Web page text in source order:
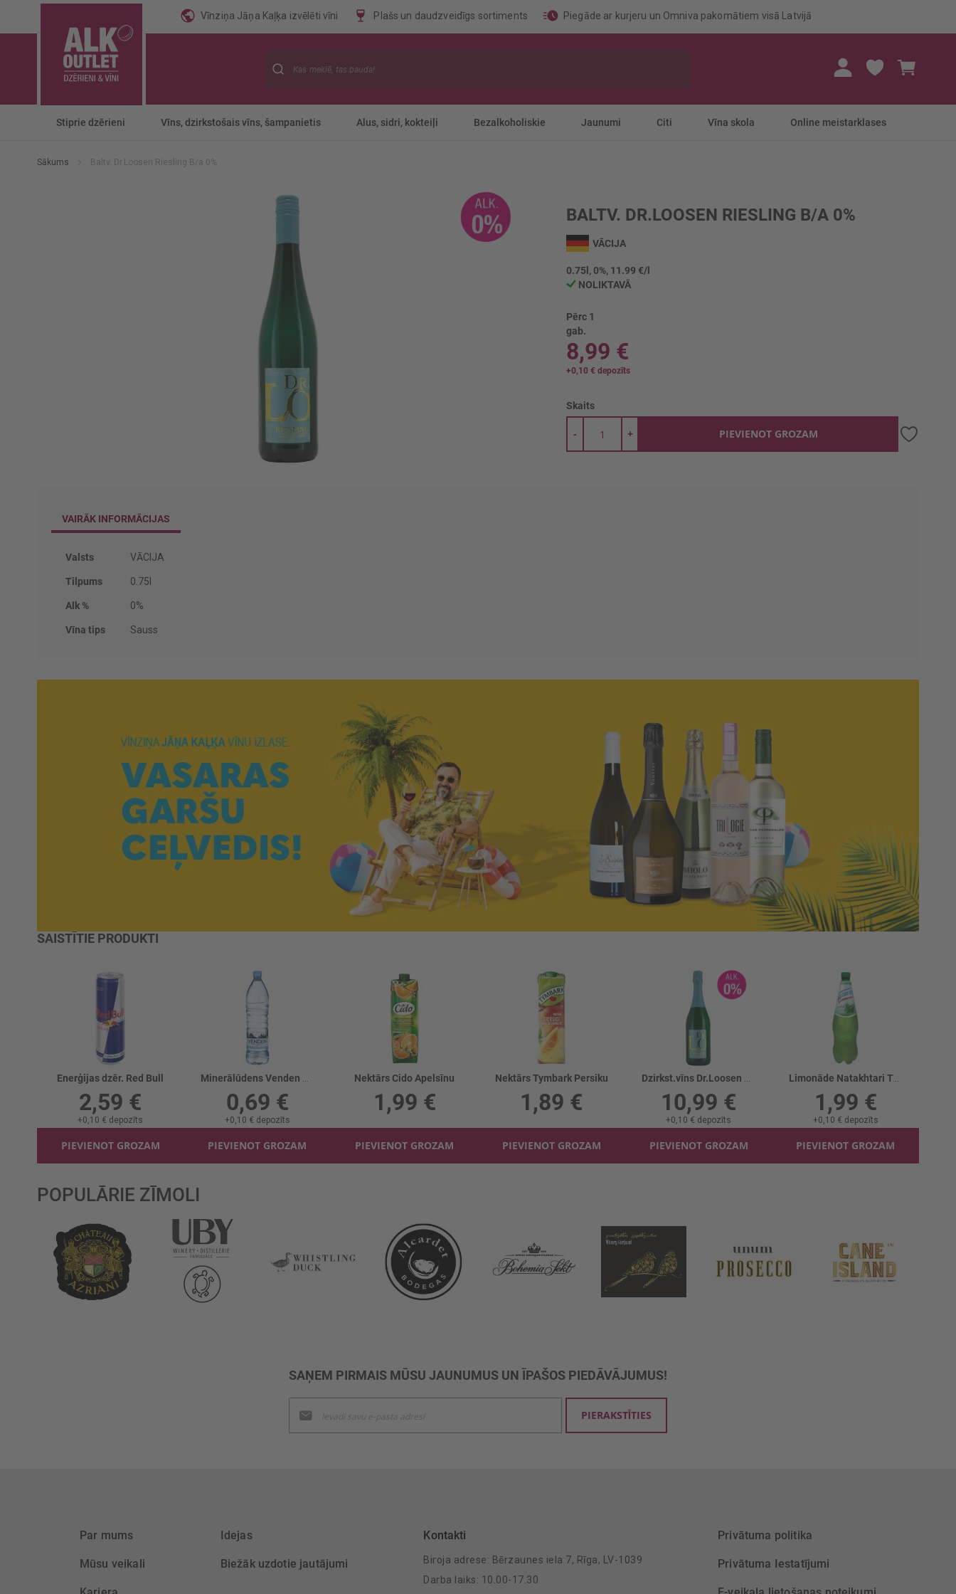
Vīnziņa Jāņa Kaļķa izvēlēti vīni Plašs un daudzveidīgs sortiments Piegāde ar kurjeru un Omniva pakomātiem visā Latvijā
Stiprie dzērieni Vīns, dzirkstošais vīns, šampanietis Alus, sidri, kokteiļi Bezalkoholiskie Jaunumi Citi Vīna skola Online meistarklases
Sākums Baltv. Dr.Loosen Riesling B/a 0%
BALTV. DR.LOOSEN RIESLING B/A 0%
sākumu
VĀCIJA
0.75l, 0%, 11.99 €/l
NOLIKTAVĀ
Pērc 1
gab.
8,99 €
+0,10 € depozīts
Skaits
+
- PIEVIENOT GROZAM
VAIRĀK INFORMĀCIJAS
Vairāk
Valsts VĀCIJA
Tilpums 0.75l
Alk % 0%
Vīna tips Sauss
SAISTĪTIE PRODUKTI
Enerģijas dzēr. Red Bull
2,59 €
+0,10 € depozīts
PIEVIENOT GROZAM
Minerālūdens Venden Negāzēts
0,69 €
+0,10 € depozīts
PIEVIENOT GROZAM
Nektārs Cido Apelsīnu
1,99 €
PIEVIENOT GROZAM
Nektārs Tymbark Persiku
1,89 €
PIEVIENOT GROZAM
Dzirkst.vīns Dr.Loosen B/a 0%
10,99 €
+0,10 € depozīts
PIEVIENOT GROZAM
Limonāde Natakhtari Tarhuns
1,99 €
+0,10 € depozīts
PIEVIENOT GROZAM
POPULĀRIE ZĪMOLI
SAŅEM PIRMAIS MŪSU JAUNUMUS UN ĪPAŠOS PIEDĀVĀJUMUS!
jaunumu
saņemšanai:
PIERAKSTĪTIES
Par mums
Mūsu veikali
Idejas
Biežāk uzdotie jautājumi
Kontakti
Biroja adrese: Bērzaunes iela 7, Rīga, LV-1039
Darba laiks: 10.00-17.30
Privātuma politika
Privātuma Iestatījumi